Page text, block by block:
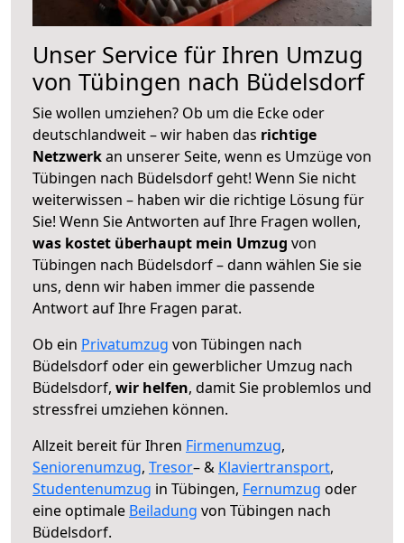
Unser Service für Ihren Umzug
von Tübingen nach Büdelsdorf
Sie wollen umziehen? Ob um die Ecke oder
deutschlandweit – wir haben das richtige
Netzwerkan unserer Seite, wenn es Umzüge von
Tübingen nach Büdelsdorf geht! Wenn Sie nicht
weiterwissen – haben wir die richtige Lösung für
Sie! Wenn Sie Antworten auf Ihre Fragen wollen,
was kostet überhaupt mein Umzug von
Tübingen nach Büdelsdorf – dann wählen Sie sie
uns, denn wir haben immer die passende
Antwort auf Ihre Fragen parat.
Ob ein Privatumzug von Tübingen nach
Büdelsdorf oder ein gewerblicher Umzug nach
Büdelsdorf, wir helfen, damit Sie problemlos und
stressfrei umziehen können.
Allzeit bereit für Ihren Firmenumzug,
Seniorenumzug, Tresor– & Klaviertransport,
Studentenumzug in Tübingen, Fernumzug oder
eine optimale Beiladung von Tübingen nach
Büdelsdorf.